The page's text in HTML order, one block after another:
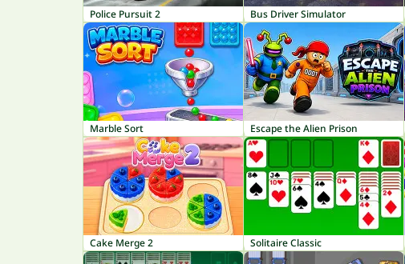
Police Pursuit 2 Bus Driver Simulator
Marble Sort Escape the Alien Prison
Cake Merge 2 Solitaire Classic